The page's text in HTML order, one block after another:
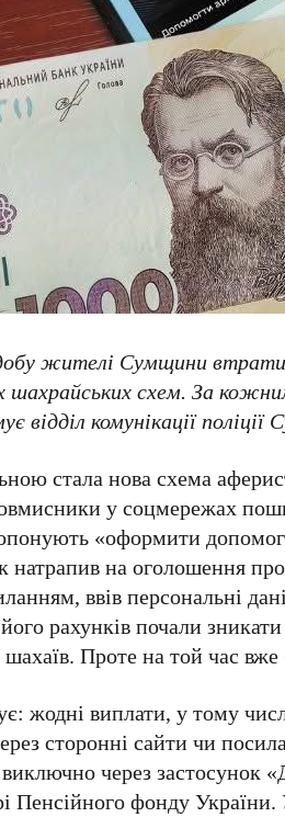
жителі Сумщини
схем. За
відділ комунікації поліції
стала нова схема
у соцмережах
«оформити
натрапив на оголошення
ввів персональні
рахунків почали
Проте на той час вже
жодні виплати, у тому
сторонні сайти чи
через застосунок
Пенсійного фонду